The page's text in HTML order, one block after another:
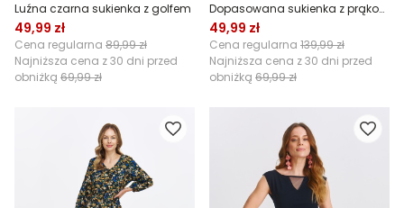
Luźna czarna sukienka z golfem
49,99 zł
Cena regularna 89,99 zł
Najniższa cena z 30 dni przed
obniżką 69,99 zł
Dopasowana sukienka z prąkowanej dzianiny
49,99 zł
Cena regularna 139,99 zł
Najniższa cena z 30 dni przed
obniżką 69,99 zł